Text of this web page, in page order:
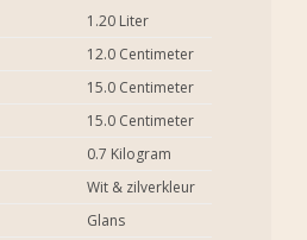
1.20 Liter
12.0 Centimeter
15.0 Centimeter
15.0 Centimeter
0.7 Kilogram
Wit & zilverkleur
Glans